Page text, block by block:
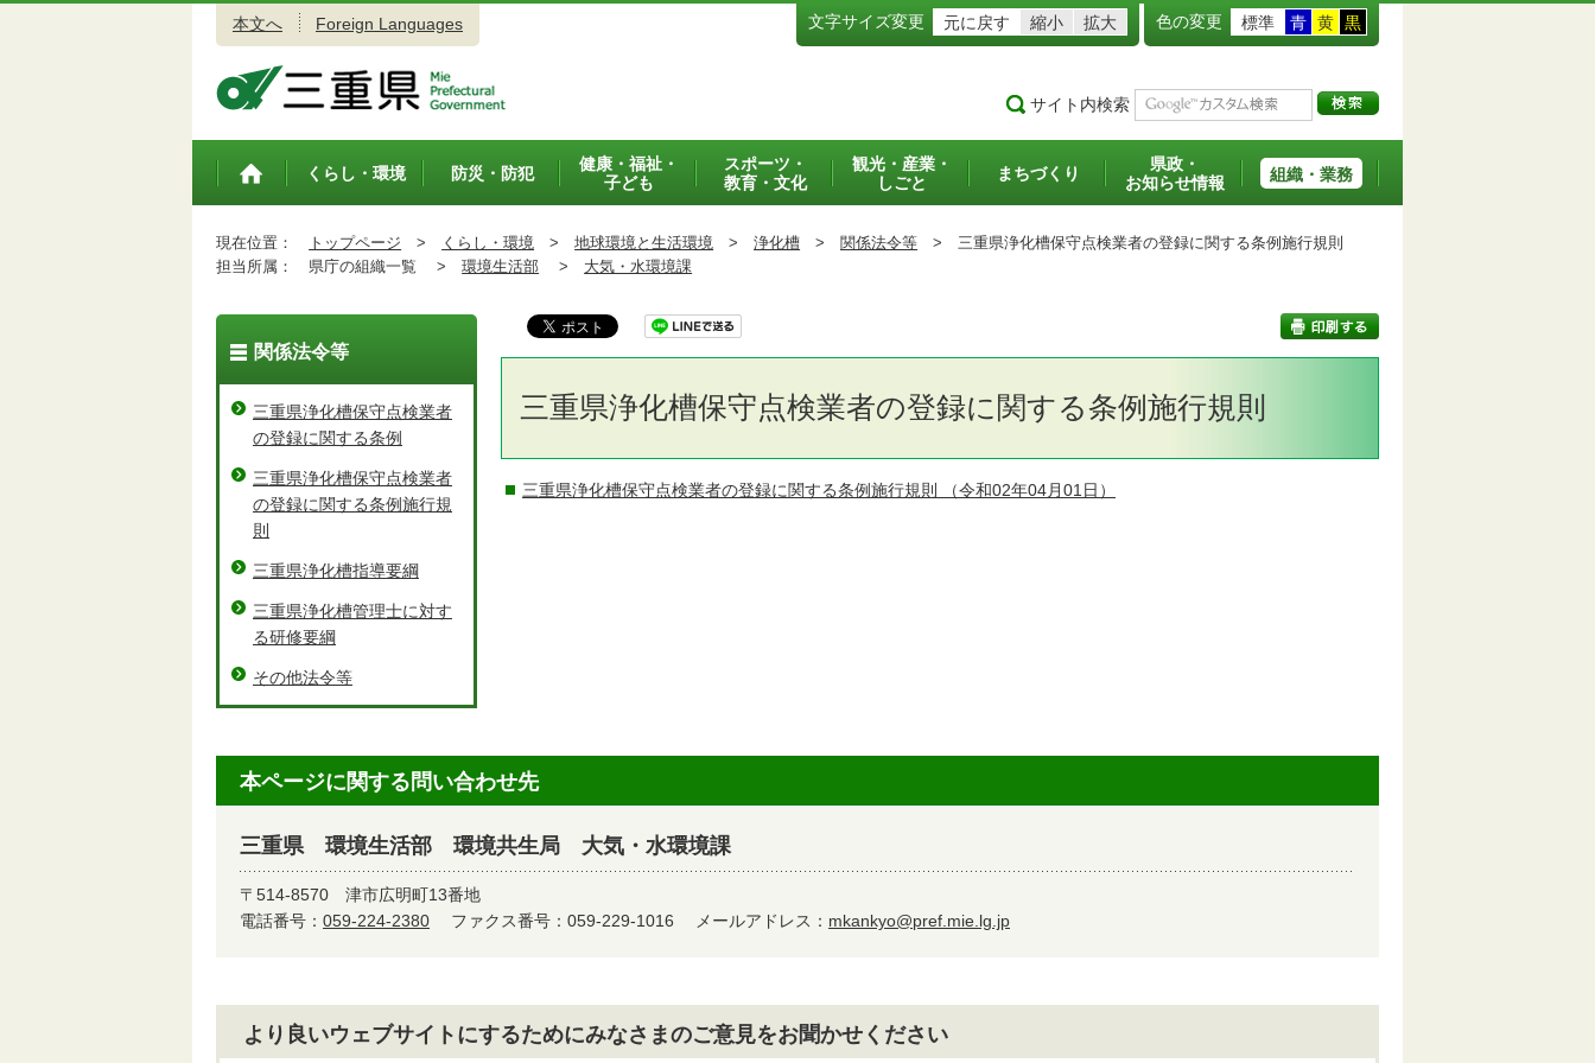
本文へ Foreign Languages 文字サイズ変更 元に戻す 縮小 拡大 色の変更 標準 青 黄 黒
サイト内検索
トップペ
くらし・環境 防災・防犯
健康・福祉・
子ども
スポーツ・
教育・文化
観光・産業・
しごと
まちづくり
県政・
お知らせ情報
組織・業務
現在位置： トップページ > くらし・環境 > 地球環境と生活環境 > 浄化槽 > 関係法令等 > 三重県浄化槽保守点検業者の登録に関する条例施行規則
担当所属：
県庁の組織一覧 > 環境生活部 > 大気・水環境課
三重県浄化槽保守点検業者の登録に関する条例施行規則
三重県浄化槽保守点検業者の登録に関する条例施行規則 （令和02年04月01日）
関係法令等
三重県浄化槽保守点検業者
の登録に関する条例
三重県浄化槽保守点検業者
の登録に関する条例施行規
則
三重県浄化槽指導要綱
三重県浄化槽管理士に対す
る研修要綱
その他法令等
本ページに関する問い合わせ先
三重県 環境生活部 環境共生局 大気・水環境課
〒514-8570 津市広明町13番地
電話番号： 059-224-2380 ファクス番号：059-229-1016 メールアドレス： mkankyo@pref.mie.lg.jp
より良いウェブサイトにするためにみなさまのご意見をお聞かせください